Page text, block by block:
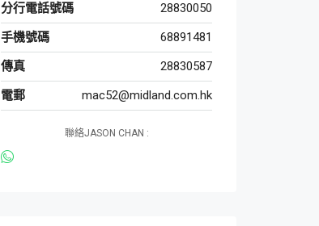
分行電話號碼
28830050
手機號碼
68891481
傳真
28830587
電郵
mac52@midland.com.hk
聯絡JASON CHAN :